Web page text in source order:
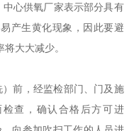
心供氧厂家表示部分具有
产生黄化现象，因此要避
大大减少。
前，经监检部门、门及施
查，确认合格后方可进